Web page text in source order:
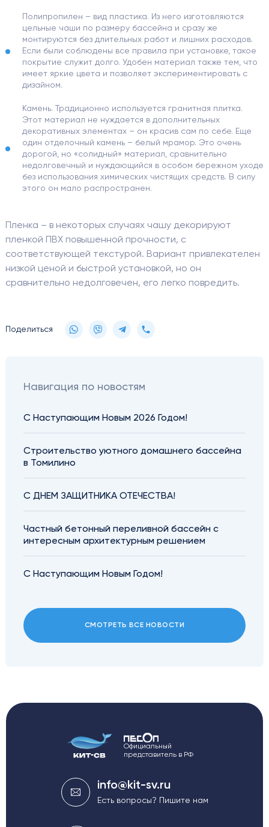
Полипропилен – вид пластика. Из него изготовляются
цельные чаши по размеру бассейна и сразу же
монтируются без длительных работ и лишних расходов.
Если были соблюдены все правила при установке, такое
покрытие служит долго. Удобен материал также тем, что
имеет яркие цвета и позволяет экспериментировать с
дизайном.
Камень. Традиционно используется гранитная плитка.
Этот материал не нуждается в дополнительных
декоративных элементах – он красив сам по себе. Еще
один отделочный камень – белый мрамор. Это очень
дорогой, но «солидный» материал, сравнительно
недолговечный и нуждающийся в особом бережном уходе
без использования химических чистящих средств. В силу
этого он мало распространен.
Пленка – в некоторых случаях чашу декорируют
пленкой ПВХ повышенной прочности, с
соответствующей текстурой. Вариант привлекателен
низкой ценой и быстрой установкой, но он
сравнительно недолговечен, его легко повредить.
Поделиться
Навигация по новостям
С Наступающим Новым 2026 Годом!
Строительство уютного домашнего бассейна
в Томилино
С ДНЕМ ЗАЩИТНИКА ОТЕЧЕСТВА!
Частный бетонный переливной бассейн с
интересным архитектурным решением
С Наступающим Новым Годом!
СМОТРЕТЬ ВСЕ НОВОСТИ
Официальный
представитель в РФ
info@kit-sv.ru
Есть вопросы? Пишите нам